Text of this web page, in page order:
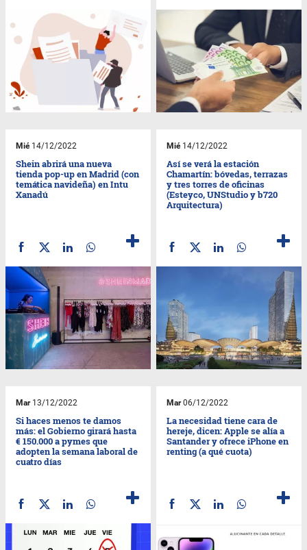
Mié14/12/2022
Shein abrirá una nueva
tienda pop-up en Madrid (con
temática navideña) en Intu
Xanadú
Mié14/12/2022
Así se verá la estación
Chamartín: bóvedas, terrazas
y tres torres de oficinas
(Esteyco, UNStudio y b720
Arquitectura)
Mar13/12/2022
Si haces menos te damos
más: el Gobierno girará hasta
€ 150.000 a pymes que
adopten la semana laboral de
cuatro días
Mar06/12/2022
La necesidad tiene cara de
hereje, dicen: Apple se alía a
Santander y ofrece iPhone en
renting (a qué cuota)